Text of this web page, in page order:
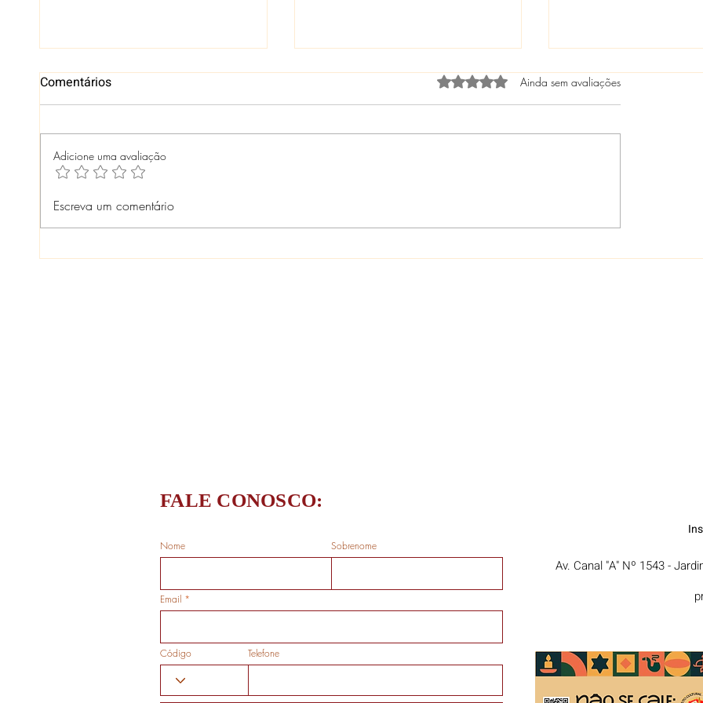
CONFERÊNCIA LIVRE ODS -
SÃO GONÇALO - TERRITÓRIO
TURISMO NA BAÍA DE
Comentários Avaliado com 0 de 5 estrelas.
Ainda sem avaliações
Adicione uma avaliação
Escreva um comentário
FALE CONOSCO:
Nome Sobrenome
Email
Código Telefone
Av. Canal "A" Nº 1543 -